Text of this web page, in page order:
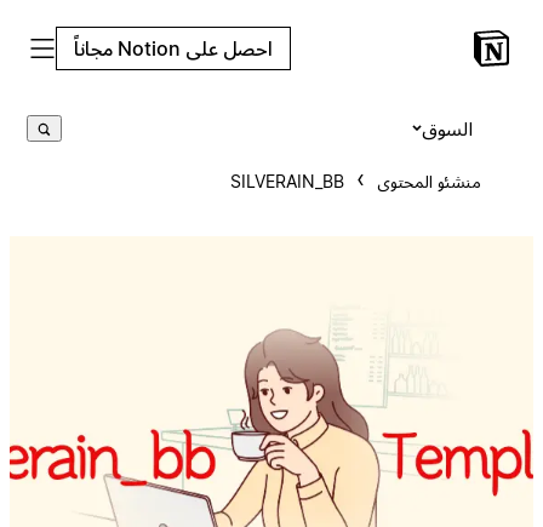
احصل على Notion مجاناً
منشئو المحتوى SILVERAIN_BB